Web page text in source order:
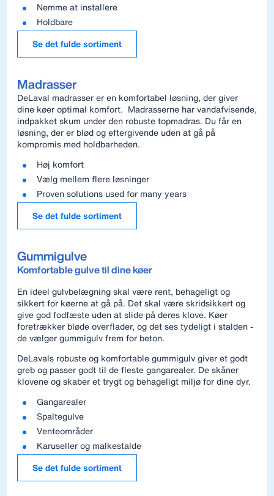
Nemme at installere
Holdbare
Se det fulde sortiment
Madrasser
DeLaval madrasser er en komfortabel løsning, der giver
dine køer optimal komfort. Madrasserne har vandafvisende,
indpakket skum under den robuste topmadras. Du får en
løsning, der er blød og eftergivende uden at gå på
kompromis med holdbarheden.
Høj komfort
Vælg mellem flere løsninger
Proven solutions used for many years
Se det fulde sortiment
Gummigulve
Komfortable gulve til dine køer
En ideel gulvbelægning skal være rent, behageligt og
sikkert for køerne at gå på. Det skal være skridsikkert og
give god fodfæste uden at slide på deres klove. Køer
foretrækker bløde overflader, og det ses tydeligt i stalden -
de vælger gummigulv frem for beton.
DeLavals robuste og komfortable gummigulv giver et godt
greb og passer godt til de fleste gangarealer. De skåner
klovene og skaber et trygt og behageligt miljø for dine dyr.
Gangarealer
Spaltegulve
Venteområder
Karuseller og malkestalde
Se det fulde sortiment